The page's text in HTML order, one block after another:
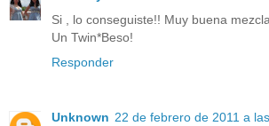
Si , lo conseguiste!! Muy buena
Un Twin*Beso!
Responder
Unknown 22 de febrero de 2011 a